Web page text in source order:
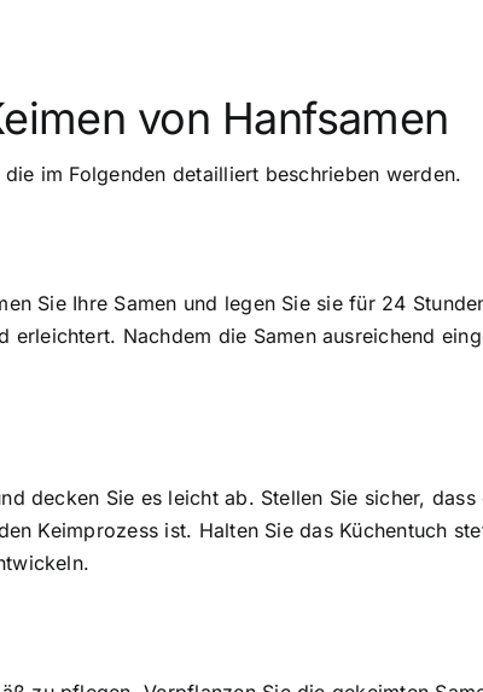
von Hanfsamen
im Folgenden detailliert beschrieben werden.
Sie Ihre Samen und legen Sie sie für 24
Nachdem die Samen ausreichend
decken Sie es leicht ab. Stellen Sie sicher, dass
Keimprozess ist. Halten Sie das Küchentuch